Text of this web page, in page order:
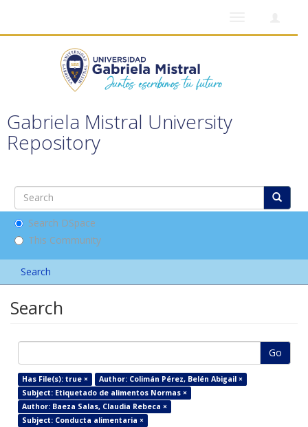
Gabriela Mistral University
Repository
Search DSpace
This Community
Search
Search
Go
Has File(s): true ×
Author: Colimán Pérez, Belén Abigail ×
Subject: Etiquetado de alimentos Normas ×
Author: Baeza Salas, Claudia Rebeca ×
Subject: Conducta alimentaria ×